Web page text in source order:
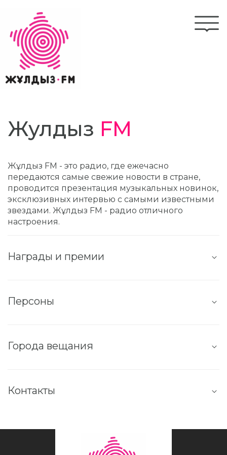
основному
содержанию
Жулдыз FM
Жұлдыз FM - это радио, где ежечасно
передаются самые свежие новости в стране,
проводится презентация музыкальных новинок,
эксклюзивных интервью с самыми известными
звездами. Жұлдыз FM - радио отличного
настроения.
Награды и премии
Персоны
Города вещания
Контакты